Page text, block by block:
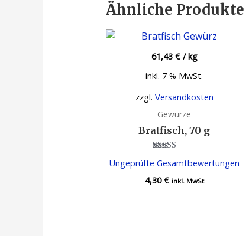
Ähnliche Produkte
61,43 €/kg
inkl. 7 % MwSt.
zzgl. Versandkosten
Gewürze
Bratfisch, 70 g
mit
von 5
Ungeprüfte Gesamtbewertungen
4,30€ inkl. MwSt